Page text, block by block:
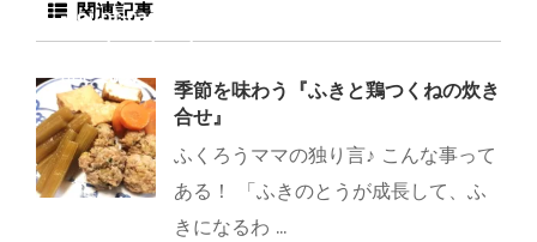
-count-cache/sns-
count-cache.phpon
line2897
関連記事
季節を味わう『ふきと鶏つくねの炊き
合せ』
ふくろうママの独り言♪ こんな事って
ある！ 「ふきのとうが成長して、ふ
きになるわ ...